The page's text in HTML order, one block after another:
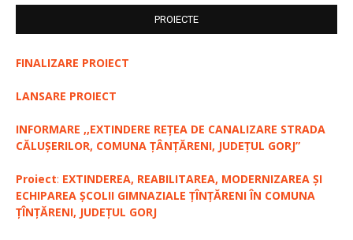
PROIECTE
FINALIZARE PROIECT
LANSARE PROIECT
INFORMARE ,,EXTINDERE REȚEA DE CANALIZARE STRADA
CĂLUȘERILOR, COMUNA ȚÂNȚĂRENI, JUDEȚUL GORJ”
Proiect: EXTINDEREA, REABILITAREA, MODERNIZAREA ȘI
ECHIPAREA ȘCOLII GIMNAZIALE ȚÎNȚĂRENI ÎN COMUNA
ȚÎNȚĂRENI, JUDEȚUL GORJ